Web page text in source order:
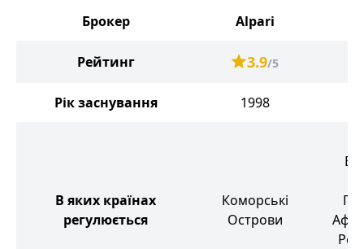
Брокер Alpari
Рейтинг 3.9/5
Рік заснування 1998
В яких країнах
регулюється
Коморські
Острови